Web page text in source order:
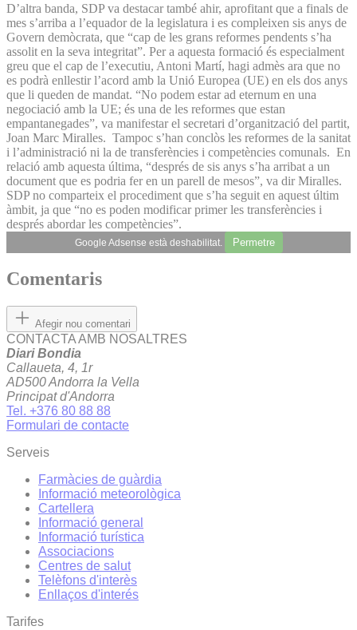
D’altra banda, SDP va destacar també ahir, aprofitant que a finals de
mes s’arriba a l’equador de la legislatura i es compleixen sis anys de
Govern demòcrata, que “cap de les grans reformes pendents s’ha
assolit en la seva integritat”. Per a aquesta formació és especialment
greu que el cap de l’executiu, Antoni Martí, hagi admès ara que no
es podrà enllestir l’acord amb la Unió Europea (UE) en els dos anys
que li queden de mandat. “No podem estar ad eternum en una
negociació amb la UE; és una de les reformes que estan
empantanegades”, va manifestar el secretari d’organització del partit,
Joan Marc Miralles. Tampoc s’han conclòs les reformes de la sanitat
i l’administració ni la de transferències i competències comunals. En
relació amb aquesta última, “després de sis anys s’ha arribat a un
document que es podria fer en un parell de mesos”, va dir Miralles.
SDP no comparteix el procediment que s’ha seguit en aquest últim
àmbit, ja que “no es poden modificar primer les transferències i
després abordar les competències”.
Google Adsense està deshabilitat. Permetre
Comentaris
Afegir nou comentari
CONTACTA AMB NOSALTRES
Diari Bondia
Callaueta, 4, 1r
AD500 Andorra la Vella
Principat d'Andorra
Tel. +376 80 88 88
Formulari de contacte
Serveis
Farmàcies de guàrdia
Informació meteorològica
Cartellera
Informació general
Informació turística
Associacions
Centres de salut
Telèfons d'interès
Enllaços d'interés
Tarifes